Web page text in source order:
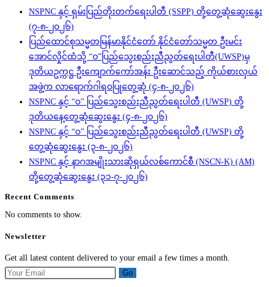
NSPNC နှင့် ရှမ်းပြည်တိုးတက်ရေးပါတီ (SSPP) တို့တွေ့ဆုံဆွေးနွေး
(၇-၈-၂၀၂၆)
ပြည်ထောင်စုသမ္မတမြန်မာနိုင်ငံတော် နိုင်ငံတော်သမ္မတ ဦးမင်း
အောင်လှိုင်ထံသို့ “ဝ”ပြည်သွေးစည်းညီညွတ်ရေးပါတီ(UWSP)မှ
ဒုတိယဥက္ကဋ္ဌ ဦးကျောက်ကော်အန်း ဦးဆောင်သည့် ကိုယ်စားလှယ်
အဖွဲ့က လာရောက်ဂါရဝပြုတွေ့ဆုံ (၄-၈-၂၀၂၆)
NSPNC နှင့် “ဝ” ပြည်သွေးစည်းညီညွတ်ရေးပါတီ (UWSP) တို့
ဒုတိယနေ့တွေ့ဆုံဆွေးနွေး (၄-၈-၂၀၂၆)
NSPNC နှင့် “ဝ” ပြည်သွေးစည်းညီညွတ်ရေးပါတီ (UWSP) တို့
တွေ့ဆုံဆွေးနွေး (၃-၈-၂၀၂၆)
NSPNC နှင့် နာဂအမျိုးသားဆိုရှယ်လစ်ကောင်စီ (NSCN-K) (AM)
တို့တွေ့ဆုံဆွေးနွေး (၃၁-၇-၂၀၂၆)
Recent Comments
No comments to show.
Newsletter
Get all latest content delivered to your email a few times a month.
Go